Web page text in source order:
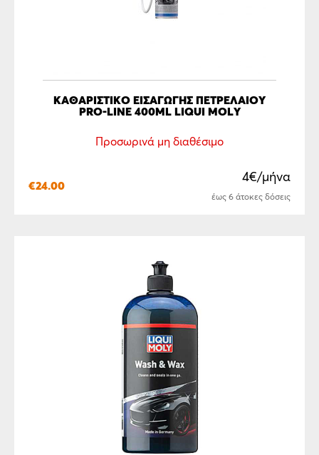
ΚΑΘΑΡΙΣΤΙΚΟ ΕΙΣΑΓΩΓΗΣ ΠΕΤΡΕΛΑΙΟΥ
PRO-LINE 400ML LIQUI MOLY
Προσωρινά μη διαθέσιμο
€24.00
4€/μήνα
έως 6 άτοκες δόσεις